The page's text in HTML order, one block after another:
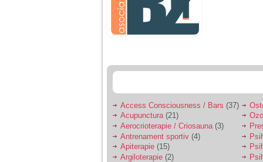
De 4 ani am o relatie
serioasa cu un barbat
sa se manifeste o
Ma aflu aici pentru ca
vreau sa stiu daca am
nevoie de un psiholog
sau psihiatru.
Access Consciousness / Bars (37)
Acupunctura(21)
Aerocrioterapie / Criosauna (3)
Antrenament sportiv (4)
Apiterapie (15)
Argiloterapie (2)